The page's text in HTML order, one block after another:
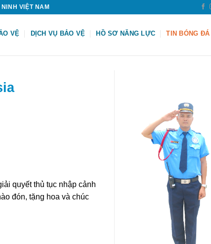
VIỆT NAM
VỆ DỊCH VỤ BẢO VỆ HỒ SƠ NĂNG LỰC TIN BÓNG ĐÁ
quyết thủ tục nhập cảnh
đón, tặng hoa và chúc